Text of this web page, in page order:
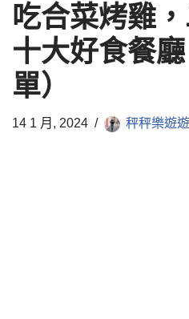
吃合菜烤雞
十大好食餐
單）
14 1 月, 2024 秤秤樂遊遊